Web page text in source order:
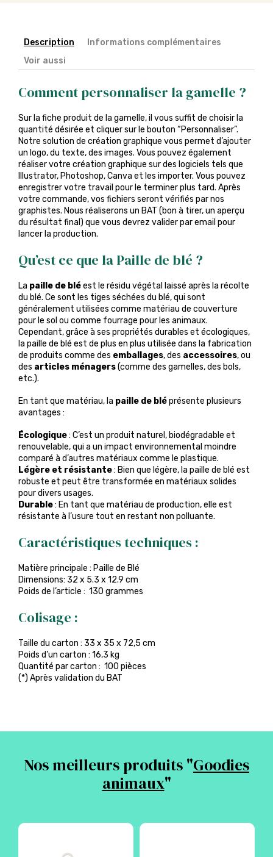
Description
Informations complémentaires
Voir aussi
Comment personnaliser la gamelle ?
Sur la fiche produit de la gamelle, il vous suffit de choisir la
quantité désirée et cliquer sur le bouton “Personnaliser”.
Notre solution de création graphique vous permet d’ajouter
un logo, du texte, des images. Vous pouvez également
réaliser votre création graphique sur des logiciels tels que
Illustrator, Photoshop, Canva et les importer. Vous pouvez
enregistrer votre travail pour le terminer plus tard. Après
votre commande, vos fichiers seront vérifiés par nos
graphistes. Nous réaliserons un BAT (bon à tirer, un aperçu
du résultat final) que vous devrez valider par email pour
lancer la production.
Qu’est ce que la Paille de blé ?
La paille de bléest le résidu végétal laissé après la récolte
du blé. Ce sont les tiges séchées du blé, qui sont
généralement utilisées comme matériau de couverture
pour le sol ou comme fourrage pour les animaux.
Cependant, grâce à ses propriétés durables et écologiques,
la paille de blé est de plus en plus utilisée dans la fabrication
de produits comme des emballages, des accessoires, ou
des articles ménagers(comme des gamelles, des bols,
etc.).
En tant que matériau, la paille de bléprésente plusieurs
avantages :
Écologique: C’est un produit naturel, biodégradable et
renouvelable, qui a un impact environnemental moindre
comparé à d’autres matériaux comme le plastique.
Légère et résistante: Bien que légère, la paille de blé est
robuste et peut être transformée en matériaux solides
pour divers usages.
Durable: En tant que matériau de production, elle est
résistante à l’usure tout en restant non polluante.
Caractéristiques techniques :
Matière principale : Paille de Blé
Dimensions: 32 x 5.3 x 12.9 cm
Poids de l’article : 130 grammes
Colisage :
Taille du carton : 33 x 35 x 72,5 cm
Poids d’un carton : 16,3 kg
Quantité par carton : 100 pièces
(*) Après validation du BAT
Nos meilleurs produits "Goodies
animaux"